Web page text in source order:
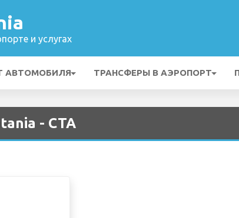
и услугах
АВТОМОБИЛЯ ТРАНСФЕРЫ В АЭРОПОРТ
- CTA